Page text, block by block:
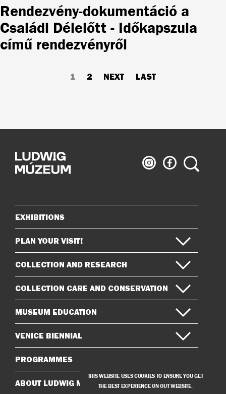
Rendezvény-dokumentáció a
Családi Délelőtt - Időkapszula
című rendezvényről
CURRENT
1 PAGE
2
NEXT
NEXT
LAST
LAST
Ludwig
Museum
Ludwig
Museum
Search
Sitemap
EXHIBITIONS
PLAN YOUR VISIT!
COLLECTION AND RESEARCH
COLLECTION CARE AND CONSERVATION
MUSEUM EDUCATION
VENICE BIENNIAL
PROGRAMMES
ABOUT LUDWIG MUSEUM
THIS WEBSITE USES COOKIES TO ENSURE YOU GET
THE BEST EXPERIENCE ON OUT WEBSITE.